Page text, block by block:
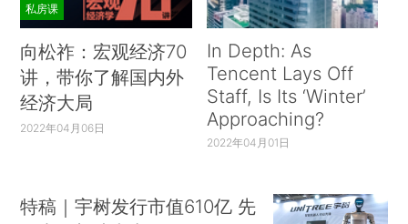
私房课
向松祚：宏观经济70
讲，带你了解国内外
经济大局
2022年04月06日
In Depth: As
Tencent Lays Off
Staff, Is Its ‘Winter’
Approaching?
2022年04月01日
特稿｜宇树发行市值610亿 先